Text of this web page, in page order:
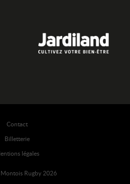
Contact
Billetterie
légales
Rugby 2026